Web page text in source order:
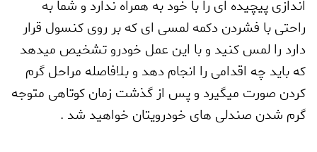
اندازی پیچیده ای را با خود به همراه ندارد و شما به
راحتی با فشردن دکمه لمسی ای که بر روی کنسول قرار
دارد را لمس کنید و با این عمل خودرو تشخیص میدهد
که باید چه اقدامی را انجام دهد و بلافاصله مراحل گرم
کردن صورت میگیرد و پس از گذشت زمان کوتاهی متوجه
گرم شدن صندلی های خودرویتان خواهید شد .